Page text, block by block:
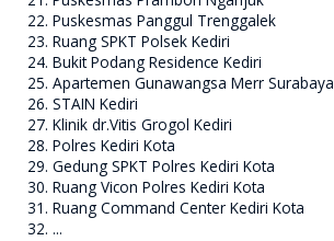
Puskesmas Panggul Trenggalek
Ruang SPKT Polsek Kediri
Bukit Podang Residence Kediri
Apartemen Gunawangsa Merr Surabaya
STAIN Kediri
Klinik dr.Vitis Grogol Kediri
Polres Kediri Kota
Gedung SPKT Polres Kediri Kota
Ruang Vicon Polres Kediri Kota
Ruang Command Center Kediri Kota
...